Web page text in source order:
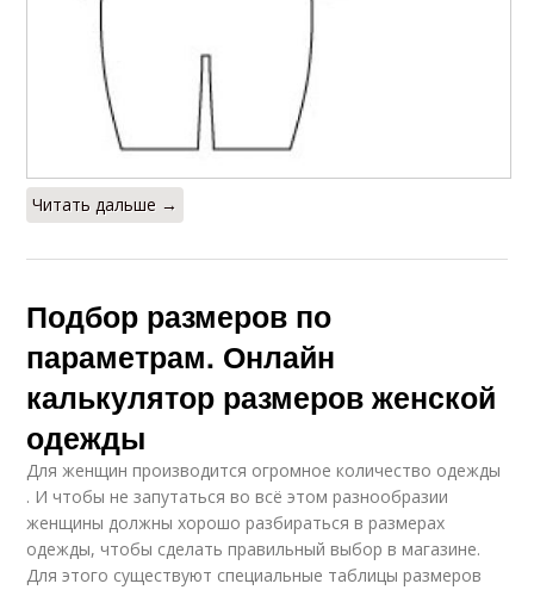
Читать дальше →
Подбор размеров по
параметрам. Онлайн
калькулятор размеров женской
одежды
Для женщин производится огромное количество одежды
. И чтобы не запутаться во всё этом разнообразии
женщины должны хорошо разбираться в размерах
одежды, чтобы сделать правильный выбор в магазине.
Для этого существуют специальные таблицы размеров